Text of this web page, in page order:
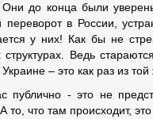
до конца были
переворот в России,
у них! Как бы не
Ведь
– это как раз из
публично - это не
что там происходит,